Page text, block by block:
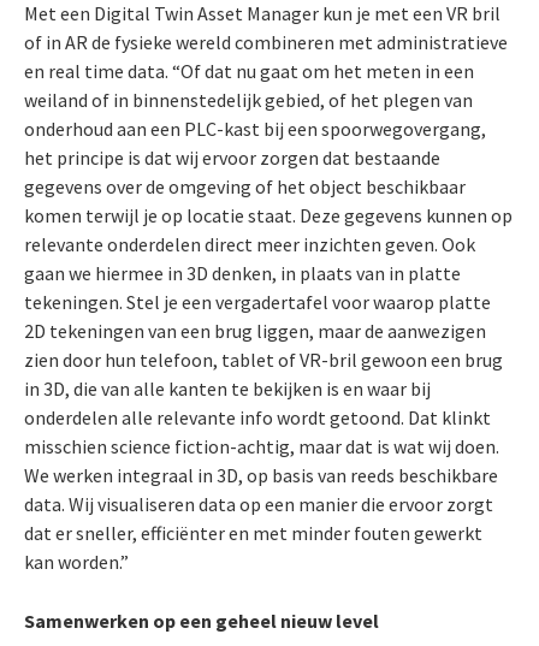
Met een Digital Twin Asset Manager kun je met een VR bril
of in AR de fysieke wereld combineren met administratieve
en real time data. “Of dat nu gaat om het meten in een
weiland of in binnenstedelijk gebied, of het plegen van
onderhoud aan een PLC-kast bij een spoorwegovergang,
het principe is dat wij ervoor zorgen dat bestaande
gegevens over de omgeving of het object beschikbaar
komen terwijl je op locatie staat. Deze gegevens kunnen op
relevante onderdelen direct meer inzichten geven. Ook
gaan we hiermee in 3D denken, in plaats van in platte
tekeningen. Stel je een vergadertafel voor waarop platte
2D tekeningen van een brug liggen, maar de aanwezigen
zien door hun telefoon, tablet of VR-bril gewoon een brug
in 3D, die van alle kanten te bekijken is en waar bij
onderdelen alle relevante info wordt getoond. Dat klinkt
misschien science fiction-achtig, maar dat is wat wij doen.
We werken integraal in 3D, op basis van reeds beschikbare
data. Wij visualiseren data op een manier die ervoor zorgt
dat er sneller, efficiënter en met minder fouten gewerkt
kan worden.”
Samenwerken op een geheel nieuw level